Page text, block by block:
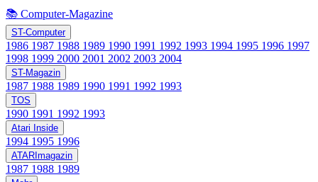
📚 Computer-Magazine
ST-Computer
1986 1987 1988 1989 1990 1991 1992 1993 1994 1995 1996 1997
1998 1999 2000 2001 2002 2003 2004
ST-Magazin
1987 1988 1989 1990 1991 1992 1993
TOS
1990 1991 1992 1993
Atari Inside
1994 1995 1996
ATARImagazin
1987 1988 1989